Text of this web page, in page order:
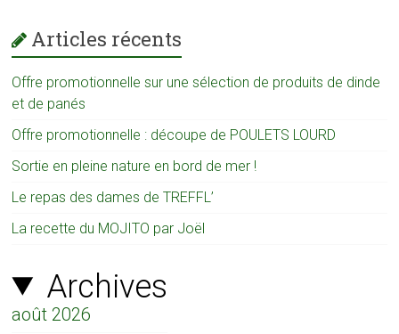
Articles récents
Offre promotionnelle sur une sélection de produits de dinde
et de panés
Offre promotionnelle : découpe de POULETS LOURD
Sortie en pleine nature en bord de mer !
Le repas des dames de TREFFL’
La recette du MOJITO par Joël
Archives
août 2026